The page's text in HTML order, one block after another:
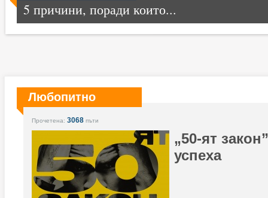
5 причини, поради които...
Любопитно
Прочетена: 3068 пъти
„50-ят
успеха